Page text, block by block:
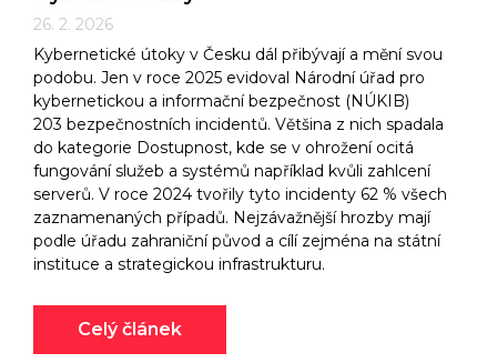
26. 2. 2026
Kybernetické útoky v Česku dál přibývají a mění svou
podobu. Jen v roce 2025 evidoval Národní úřad pro
kybernetickou a informační bezpečnost (NÚKIB)
203 bezpečnostních incidentů. Většina z nich spadala
do kategorie Dostupnost, kde se v ohrožení ocitá
fungování služeb a systémů například kvůli zahlcení
serverů. V roce 2024 tvořily tyto incidenty 62 % všech
zaznamenaných případů. Nejzávažnější hrozby mají
podle úřadu zahraniční původ a cílí zejména na státní
instituce a strategickou infrastrukturu.
Celý článek